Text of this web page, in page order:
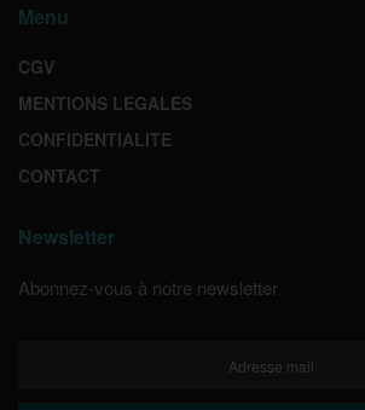
Menu
CGV
MENTIONS LEGALES
CONFIDENTIALITE
CONTACT
Newsletter
Abonnez-vous à notre newsletter